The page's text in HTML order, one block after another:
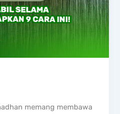
memang membawa